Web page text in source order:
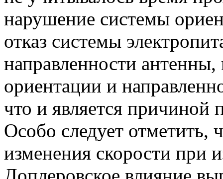
нарушение системы
отказ системы
направленности
ориентации и
что и является причиной
Особо следует отметить,
изменения скорости при